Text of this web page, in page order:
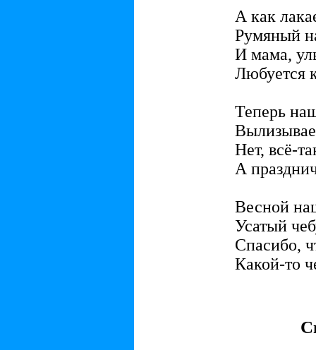
А как
Румяный
И мама,
Любуется
Теперь
Нет, всё-
А
Весной
Усатый
Спасибо,
Какой-то